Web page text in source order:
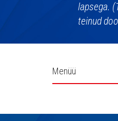
Verekeskus
lapsega.
teinud
Külgpaani
Menüü